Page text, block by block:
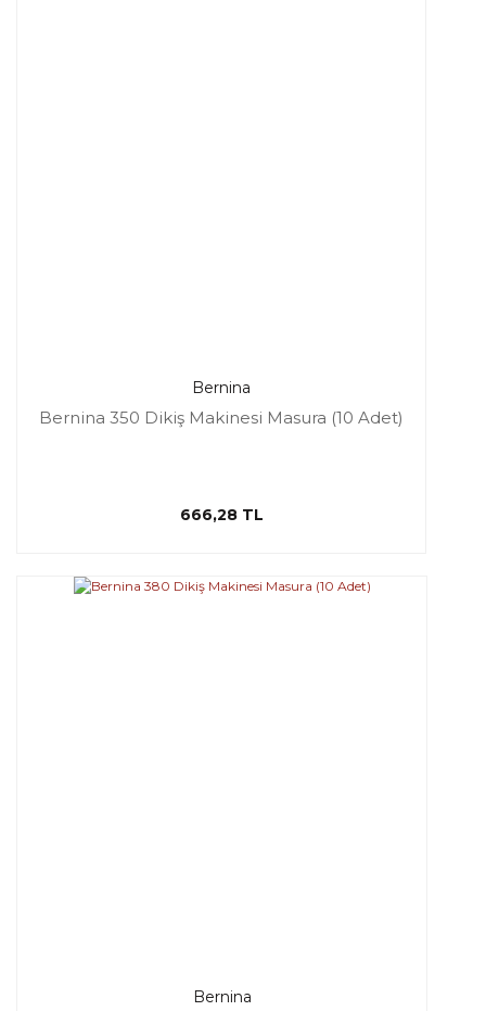
Bernina
Bernina 350 Dikiş Makinesi Masura (10 Adet)
666,28 TL
Bernina